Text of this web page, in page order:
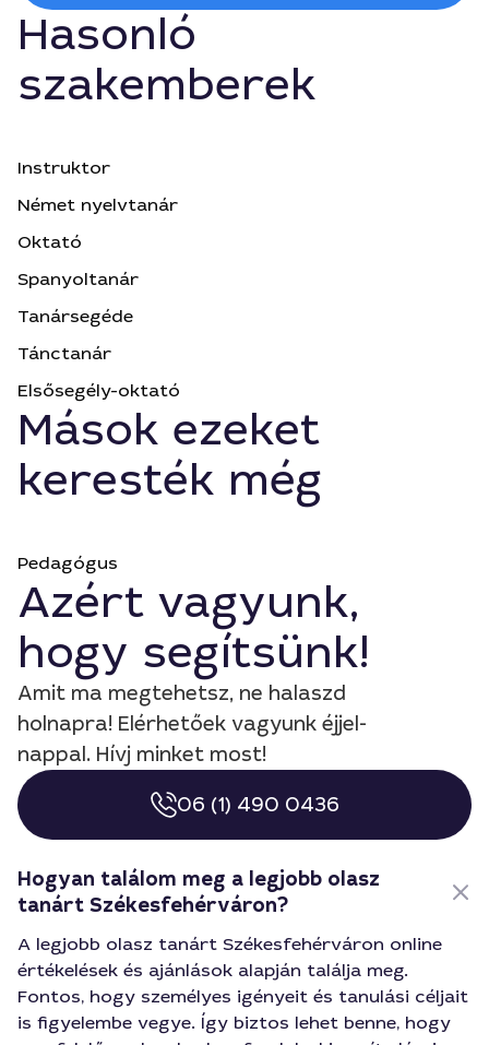
Hasonló
szakemberek
Instruktor
Német nyelvtanár
Oktató
Spanyoltanár
Tanársegéde
Tánctanár
Elsősegély-oktató
Mások ezeket
keresték még
Pedagógus
Azért vagyunk,
hogy segítsünk!
Amit ma megtehetsz, ne halaszd
holnapra! Elérhetőek vagyunk éjjel-
nappal. Hívj minket most!
06 (1) 490 0436
Hogyan találom meg a legjobb olasz
tanárt Székesfehérváron?
A legjobb olasz tanárt Székesfehérváron online
értékelések és ajánlások alapján találja meg.
Fontos, hogy személyes igényeit és tanulási céljait
is figyelembe vegye. Így biztos lehet benne, hogy